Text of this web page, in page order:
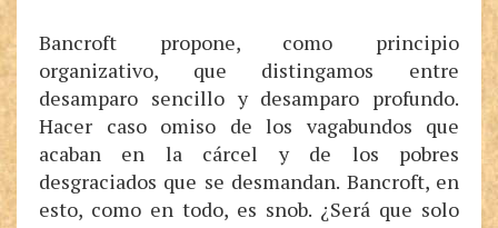
Bancroft propone, como principio
organizativo, que distingamos entre
desamparo sencillo y desamparo profundo.
Hacer caso omiso de los vagabundos que
acaban en la cárcel y de los pobres
desgraciados que se desmandan. Bancroft, en
esto, como en todo, es snob. ¿Será que solo